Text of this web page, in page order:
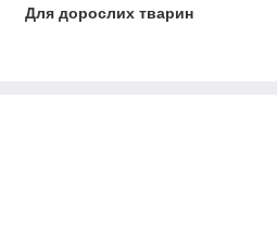
Для дорослих тварин